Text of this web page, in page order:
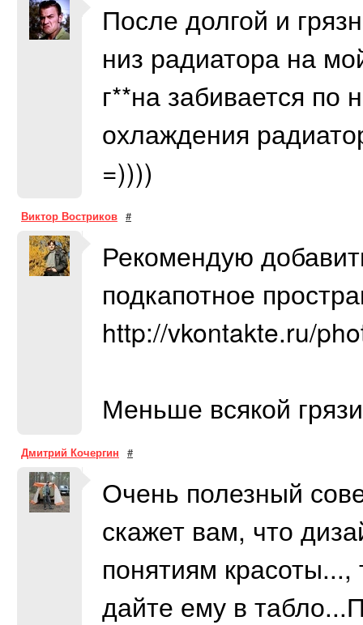
После долгой и
низ радиатора на
г**на забивается по
охлаждения
=))))
Виктор Востриков #
Рекомендую
подкапотное
http://vkontakte.ru/
Меньше всякой
Дмитрий Кочергин #
Очень полезный
скажет вам, что
понятиям
дайте ему в